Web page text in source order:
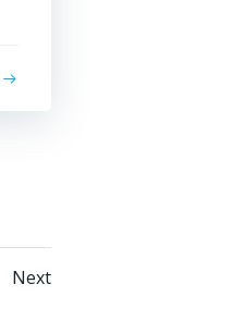
Posts
Next